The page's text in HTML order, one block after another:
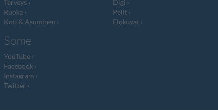
Terveys
Ruoka
Koti & Asuminen
Digi
Pelit
Elokuvat
Some
YouTube
Facebook
Instagram
Twitter